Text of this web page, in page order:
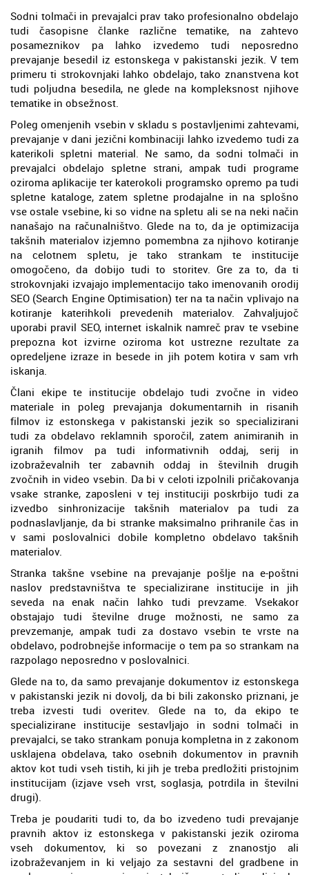
Sodni tolmači in prevajalci prav tako profesionalno obdelajo
tudi časopisne članke različne tematike, na zahtevo
posameznikov pa lahko izvedemo tudi neposredno
prevajanje besedil iz estonskega v pakistanski jezik. V tem
primeru ti strokovnjaki lahko obdelajo, tako znanstvena kot
tudi poljudna besedila, ne glede na kompleksnost njihove
tematike in obsežnost.
Poleg omenjenih vsebin v skladu s postavljenimi zahtevami,
prevajanje v dani jezični kombinaciji lahko izvedemo tudi za
katerikoli spletni material. Ne samo, da sodni tolmači in
prevajalci obdelajo spletne strani, ampak tudi programe
oziroma aplikacije ter katerokoli programsko opremo pa tudi
spletne kataloge, zatem spletne prodajalne in na splošno
vse ostale vsebine, ki so vidne na spletu ali se na neki način
nanašajo na računalništvo. Glede na to, da je optimizacija
takšnih materialov izjemno pomembna za njihovo kotiranje
na celotnem spletu, je tako strankam te institucije
omogočeno, da dobijo tudi to storitev. Gre za to, da ti
strokovnjaki izvajajo implementacijo tako imenovanih orodij
SEO (Search Engine Optimisation) ter na ta način vplivajo na
kotiranje katerihkoli prevedenih materialov. Zahvaljujoč
uporabi pravil SEO, internet iskalnik namreč prav te vsebine
prepozna kot izvirne oziroma kot ustrezne rezultate za
opredeljene izraze in besede in jih potem kotira v sam vrh
iskanja.
Člani ekipe te institucije obdelajo tudi zvočne in video
materiale in poleg prevajanja dokumentarnih in risanih
filmov iz estonskega v pakistanski jezik so specializirani
tudi za obdelavo reklamnih sporočil, zatem animiranih in
igranih filmov pa tudi informativnih oddaj, serij in
izobraževalnih ter zabavnih oddaj in številnih drugih
zvočnih in video vsebin. Da bi v celoti izpolnili pričakovanja
vsake stranke, zaposleni v tej instituciji poskrbijo tudi za
izvedbo sinhronizacije takšnih materialov pa tudi za
podnaslavljanje, da bi stranke maksimalno prihranile čas in
v sami poslovalnici dobile kompletno obdelavo takšnih
materialov.
Stranka takšne vsebine na prevajanje pošlje na e-poštni
naslov predstavništva te specializirane institucije in jih
seveda na enak način lahko tudi prevzame. Vsekakor
obstajajo tudi številne druge možnosti, ne samo za
prevzemanje, ampak tudi za dostavo vsebin te vrste na
obdelavo, podrobnejše informacije o tem pa so strankam na
razpolago neposredno v poslovalnici.
Glede na to, da samo prevajanje dokumentov iz estonskega
v pakistanski jezik ni dovolj, da bi bili zakonsko priznani, je
treba izvesti tudi overitev. Glede na to, da ekipo te
specializirane institucije sestavljajo in sodni tolmači in
prevajalci, se tako strankam ponuja kompletna in z zakonom
usklajena obdelava, tako osebnih dokumentov in pravnih
aktov kot tudi vseh tistih, ki jih je treba predložiti pristojnim
institucijam (izjave vseh vrst, soglasja, potrdila in številni
drugi).
Treba je poudariti tudi to, da bo izvedeno tudi prevajanje
pravnih aktov iz estonskega v pakistanski jezik oziroma
vseh dokumentov, ki so povezani z znanostjo ali
izobraževanjem in ki veljajo za sestavni del gradbene in